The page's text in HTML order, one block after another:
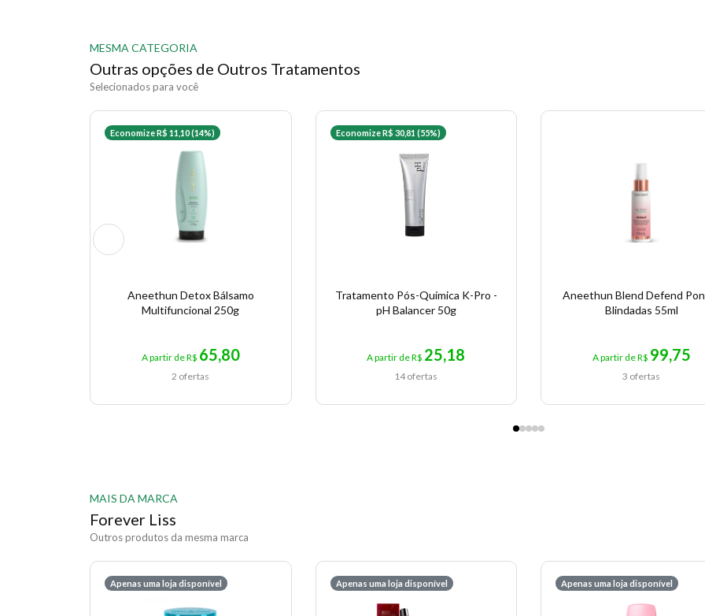
MESMA CATEGORIA
Outras opções de Outros Tratamentos
Selecionados para você
Economize R$ 11,10 (14%)
Aneethun Detox Bálsamo
Multifuncional 250g
A partir de R$ 65,80
2 ofertas
Economize R$ 30,81 (55%)
Tratamento Pós-Química K-Pro -
pH Balancer 50g
A partir de R$ 25,18
14 ofertas
Aneethun Blend Defend
Blindadas 55ml
A partir de R$ 99,75
3 ofertas
MAIS DA MARCA
Forever Liss
Outros produtos da mesma marca
Apenas uma loja disponível Apenas uma loja disponível Apenas uma loja disponível